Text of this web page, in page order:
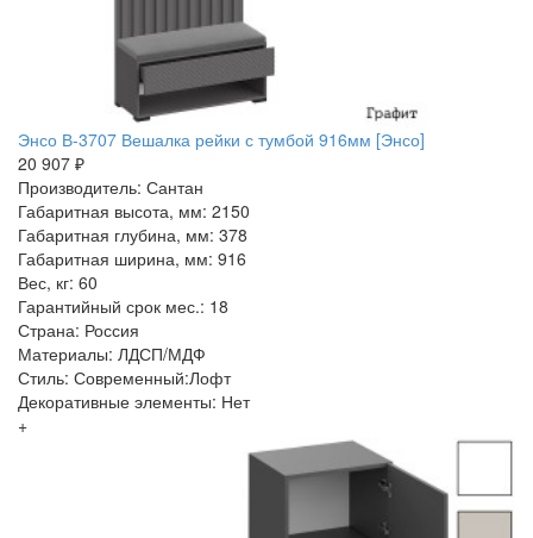
Энсо В-3707 Вешалка рейки с тумбой 916мм [Энсо]
20 907 ₽
Производитель: Сантан
Габаритная высота, мм: 2150
Габаритная глубина, мм: 378
Габаритная ширина, мм: 916
Вес, кг: 60
Гарантийный срок мес.: 18
Страна: Россия
Материалы: ЛДСП/МДФ
Стиль: Современный:Лофт
Декоративные элементы: Нет
+